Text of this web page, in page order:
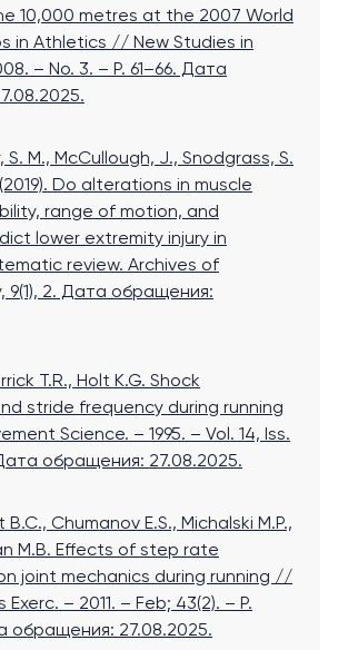
10,000 metres at the 2007 World
in Athletics // New Studies in
– No. 3. – P. 61–66. Дата
M., McCullough, J., Snodgrass, S.
Do alterations in muscle
range of motion, and
lower extremity injury in
review. Archives of
2. Дата обращения:
T.R., Holt K.G. Shock
stride frequency during running
Science. – 1995. – Vol. 14, Iss.
обращения: 27.08.2025.
Chumanov E.S., Michalski M.P.,
M.B. Effects of step rate
joint mechanics during running //
Exerc. – 2011. – Feb; 43(2). – P.
обращения: 27.08.2025.